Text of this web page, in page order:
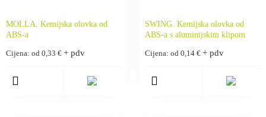
MOLLA. Kemijska olovka od
ABS-a
Cijena: od 0,33 € + pdv
SWING. Kemijska olovka od
ABS-a s aluminijskim klipom
Cijena: od 0,14 € + pdv